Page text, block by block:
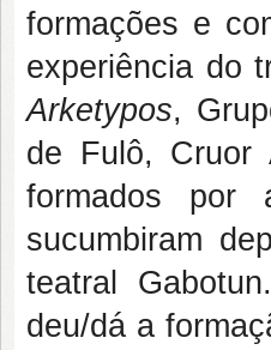
formações e
experiência do
Arketypos,
de Fulô, Cruor
formados por
sucumbiram
teatral
deu/dá a